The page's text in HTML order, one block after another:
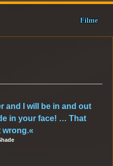
Filme
and I will be in and out
in your face! … That
wrong.«